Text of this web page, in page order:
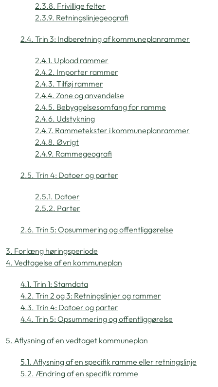
2.3.8. Frivillige felter
2.3.9. Retningslinjegeografi
2.4. Trin 3: Indberetning af kommuneplanrammer
2.4.1. Upload rammer
2.4.2. Importer rammer
2.4.3. Tilføj rammer
2.4.4. Zone og anvendelse
2.4.5. Bebyggelsesomfang for ramme
2.4.6. Udstykning
2.4.7. Rammetekster i kommuneplanrammer
2.4.8. Øvrigt
2.4.9. Rammegeografi
2.5. Trin 4: Datoer og parter
2.5.1. Datoer
2.5.2. Parter
2.6. Trin 5: Opsummering og offentliggørelse
3. Forlæng høringsperiode
4. Vedtagelse af en kommuneplan
4.1. Trin 1: Stamdata
4.2. Trin 2 og 3: Retningslinjer og rammer
4.3. Trin 4: Datoer og parter
4.4. Trin 5: Opsummering og offentliggørelse
5. Aflysning af en vedtaget kommuneplan
5.1. Aflysning af en specifik ramme eller retningslinje
5.2. Ændring af en specifik ramme